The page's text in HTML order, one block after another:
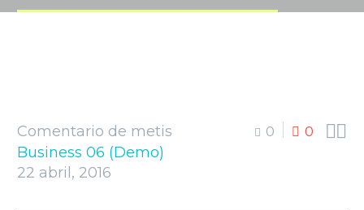
0 0 
Comentario de metis
Business 06 (Demo)
22 abril, 2016